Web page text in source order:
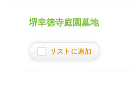
堺幸徳寺庭園墓地